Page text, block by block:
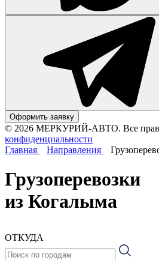
Оформить заявку
© 2026 МЕРКУРИЙ-АВТО. Все
конфиденциальности
Главная
Направления
Грузоперевозки
из Когалыма
ОТКУДА